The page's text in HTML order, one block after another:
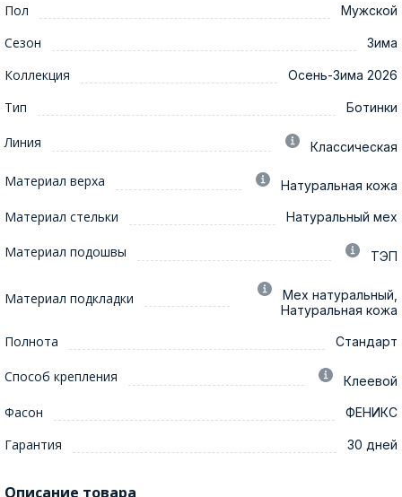
Пол Мужской
Сезон Зима
Коллекция Осень-Зима 2026
Тип Ботинки
Линия Классическая
Материал верха Натуральная кожа
Материал стельки Натуральный мех
Материал подошвы ТЭП
Материал подкладки
Мех натуральный,
Натуральная кожа
Полнота Стандарт
Способ крепления Клеевой
Фасон ФЕНИКС
Гарантия 30 дней
Описание товара